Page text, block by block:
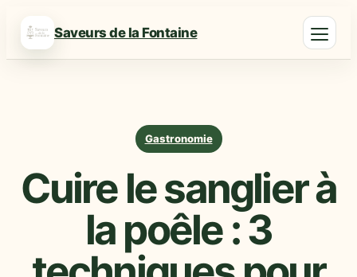
Saveurs de la Fontaine
Gastronomie
Cuire le sanglier à
la poêle : 3